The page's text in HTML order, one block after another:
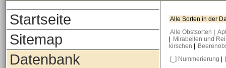
Startseite
Sitemap
Datenbank
Alle Sorten in der
Alle Obstsorten
Mirabellen und
kirschen
[_] Nummerierung